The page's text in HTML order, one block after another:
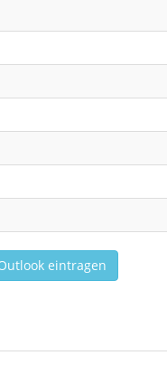
eintragen